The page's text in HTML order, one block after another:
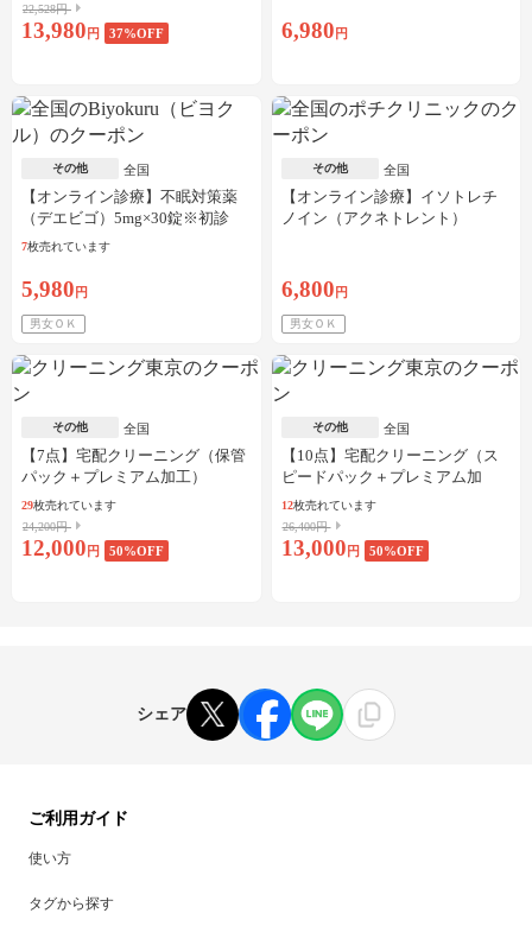
22,528円
13,980 円 37%OFF 6,980 円
その他 全国
【オンライン診療】不眠対策薬
（デエビゴ）5mg×30錠※初診
料・送料込
7枚売れています
5,980 円
男女ＯＫ
その他 全国
【オンライン診療】イソトレチ
ノイン（アクネトレント）
6,800 円
男女ＯＫ
その他 全国
【7点】宅配クリーニング（保管
パック＋プレミアム加工）
29枚売れています
24,200円
12,000 円 50%OFF
その他 全国
【10点】宅配クリーニング（ス
ピードパック＋プレミアム加
工）
12枚売れています
26,400円
13,000 円 50%OFF
シェア
ご利用ガイド
使い方
タグから探す